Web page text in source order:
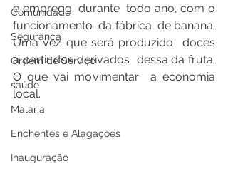
Comunidade
Segurança
Ordem de Serviço
saúde
Malária
Enchentes e Alagações
Inauguração
e emprego  durante  todo ano, com o
funcionamento  da fábrica  de banana.
Uma vez que será produzido  doces
a partir dos derivados  dessa da fruta.
O que vai movimentar  a economia
local.